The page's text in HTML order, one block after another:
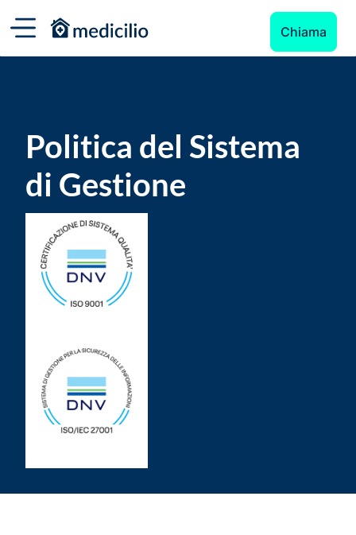
Chiama
Politica del Sistema
di Gestione